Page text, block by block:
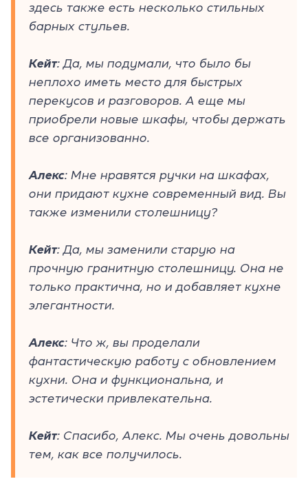
здесь также есть несколько стильных
барных стульев.
Кейт: Да, мы подумали, что было бы
неплохо иметь место для быстрых
перекусов и разговоров. А еще мы
приобрели новые шкафы, чтобы держать
все организованно.
Алекс: Мне нравятся ручки на шкафах,
они придают кухне современный вид. Вы
также изменили столешницу?
Кейт: Да, мы заменили старую на
прочную гранитную столешницу. Она не
только практична, но и добавляет кухне
элегантности.
Алекс: Что ж, вы проделали
фантастическую работу с обновлением
кухни. Она и функциональна, и
эстетически привлекательна.
Кейт: Спасибо, Алекс. Мы очень довольны
тем, как все получилось.